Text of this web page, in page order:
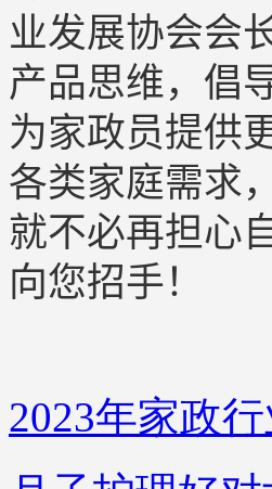
业发展协会会
产品思维，倡
为家政员提供
各类家庭需求
就不必再担心
向您招手！
2023年家政